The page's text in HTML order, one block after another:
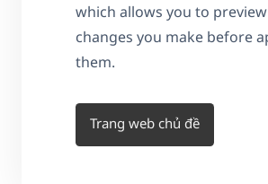
which allows you to
changes you make before
them.
Trang web chủ đề